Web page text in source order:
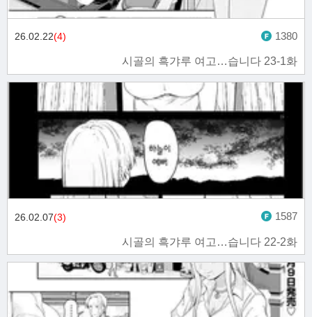
시골의 흑갸루 여고…습니다 23-1화
26.02.22(4) 1380
시골의 흑갸루 여고…습니다 22-2화
26.02.07(3) 1587